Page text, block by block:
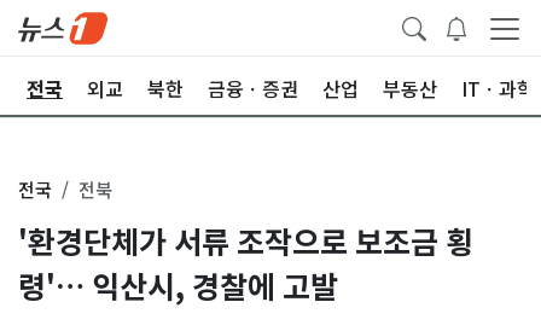
전국 외교 북한 금융ㆍ증권 산업 부동산 ITㆍ과학
전국 전북
'환경단체가 서류 조작으로 보조금 횡
령'… 익산시, 경찰에 고발